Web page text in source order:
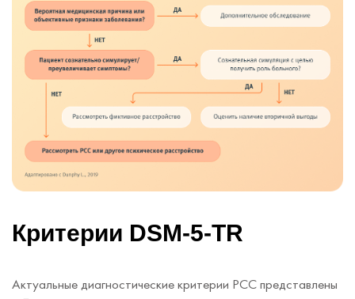
Критерии DSM-5-TR
Актуальные диагностические критерии РСС представлены